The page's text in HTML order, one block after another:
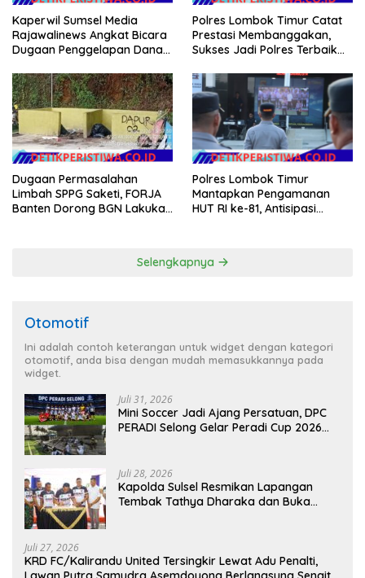
Kaperwil Sumsel Media
Rajawalinews Angkat Bicara
Dugaan Penggelapan Dana
Argomulyo Belitang Jaya
Hilang 3 Bulan Bawa
Anggaran Pembangunan
Polres Lombok Timur Catat
Prestasi Membanggakan,
Sukses Jadi Polres Terbaik
NTB
Dugaan Permasalahan
Limbah SPPG Saketi, FORJA
Banten Dorong BGN Lakukan
Polres Lombok Timur
Mantapkan Pengamanan
HUT RI ke-81, Antisipasi
Selengkapnya
Otomotif
Ini adalah contoh keterangan untuk widget dengan kategori
otomotif, anda bisa dengan mudah memasukkannya pada
widget.
Juli 31, 2026
Mini Soccer Jadi Ajang Persatuan, DPC
PERADI Selong Gelar Peradi Cup 2026
Juli 28, 2026
Kapolda Sulsel Resmikan Lapangan
Tembak Tathya Dharaka dan Buka
Juli 27, 2026
KRD FC/Kalirandu United Tersingkir Lewat Adu Penalti,